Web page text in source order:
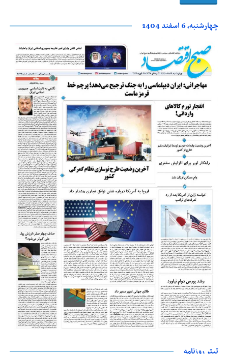
چهارشنبه، 6 اسفند 1404